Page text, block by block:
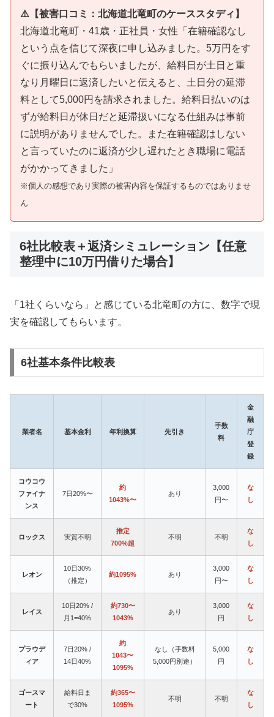
⚠️【被害口コミ：北海道北竜町のケーススタディ】
北海道北竜町・41歳・正社員・女性「在籍確認なし
という点を信じて深夜に申し込みました。5万円をす
ぐに振り込んでもらいましたが、給料日が土日と重
なり月曜日に返済したいと伝えると、土日分の延滞
料として5,000円を請求されました。給料日払いのは
ずが給料日が休日だと延滞扱いになる仕組みは事前
に説明がありませんでした。また在籍確認はしない
と言っていたのに返済が少し遅れたとき職場に電話
がかかってきました」
※個人の感想であり実際の被害内容を保証するものではありませ
ん
6社比較表＋返済シミュレーション【任意
整理中に10万円借りた場合】
「1社くらいなら」と感じている北竜町の方に、数字で現
実を確認してもらいます。
6社基本条件比較表
業者名 基本金利 年利換算 先引き
手数
料
金
融
庁
登
録
コウコウ
ファイナ
ンス
7日20%〜
約
1043%〜
あり
3,000
円〜
な
し
ロックス 実質不明
推定
700%超
不明 不明
な
し
レオン
10日30%
（推定）
約1095% あり
3,000
円〜
な
し
レイス
10日20% /
月1=40%
約730〜
1043%
あり
3,000
円
な
し
プラウデ
ィア
7日20% /
14日40%
約
1043〜
1095%
なし（手数料
5,000円別途）
5,000
円
な
し
ゴースマ
ート
給料日ま
で30%
約365〜
1095%
不明 不明
な
し